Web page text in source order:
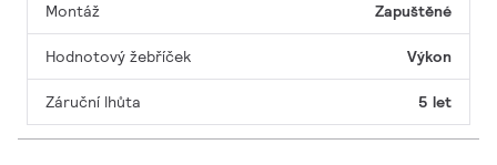
Montáž Zapuštěné
Hodnotový žebříček Výkon
Záruční lhůta 5 let